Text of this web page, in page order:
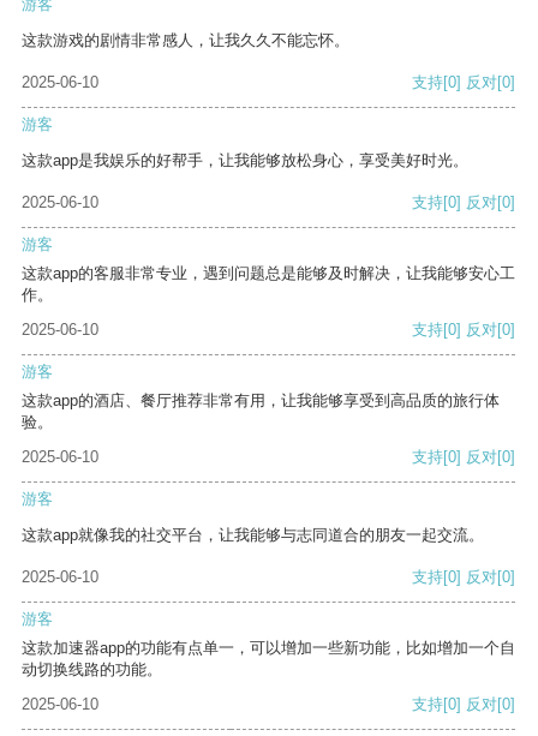
游客
这款游戏的剧情非常感人，让我久久不能忘怀。
2025-06-10 支持[0] 反对[0]
游客
这款app是我娱乐的好帮手，让我能够放松身心，享受美好时光。
2025-06-10 支持[0] 反对[0]
游客
这款app的客服非常专业，遇到问题总是能够及时解决，让我能够安心工
作。
2025-06-10
支持[0] 反对[0]
游客
这款app的酒店、餐厅推荐非常有用，让我能够享受到高品质的旅行体
验。
2025-06-10
支持[0] 反对[0]
游客
这款app就像我的社交平台，让我能够与志同道合的朋友一起交流。
2025-06-10 支持[0] 反对[0]
游客
这款加速器app的功能有点单一，可以增加一些新功能，比如增加一个自
动切换线路的功能。
2025-06-10
支持[0] 反对[0]